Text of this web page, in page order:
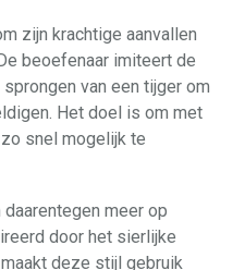
zijn krachtige aanvallen
beoefenaar imiteert de
van een tijger om
Het doel is om met
snel mogelijk te
meer op
door het sierlijke
deze stijl gebruik